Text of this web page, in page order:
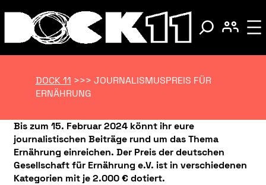
DOCK 11 >>> JOURNALISMUSPREIS FÜR
ERNÄHRUNG
Bis zum 15. Februar 2024 könnt ihr eure
journalistischen Beiträge rund um das Thema
Ernährung einreichen. Der Preis der deutschen
Gesellschaft für Ernährung e.V. ist in verschiedenen
Kategorien mit je 2.000 € dotiert.